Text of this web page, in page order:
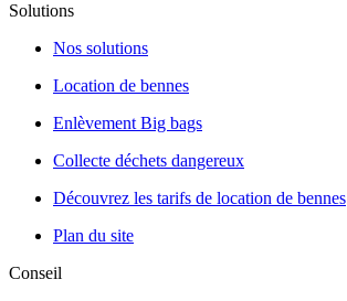
Solutions
Nos solutions
Location de bennes
Enlèvement Big bags
Collecte déchets dangereux
Découvrez les tarifs de location de bennes
Plan du site
Conseil